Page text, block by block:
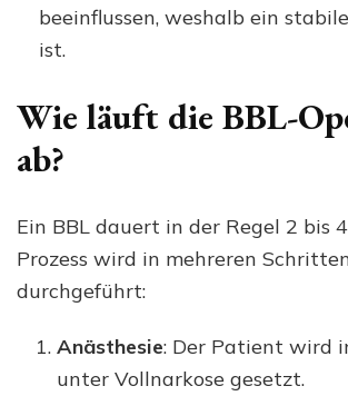
beeinflussen, weshalb ein
ist.
Wie läuft die BBL-
ab?
Ein BBL dauert in der Regel 2 bis
Prozess wird in mehreren
durchgeführt:
Anästhesie: Der Patient wird
unter Vollnarkose gesetzt.